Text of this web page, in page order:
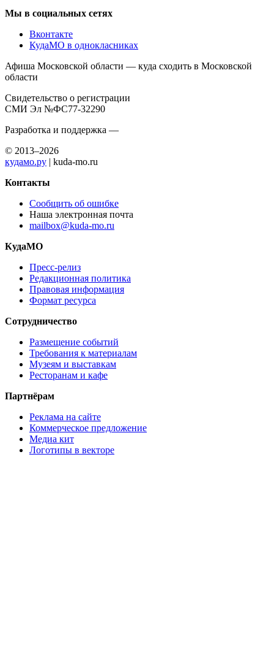
Мы в социальных сетях
Вконтакте
КудаМО в однокласниках
Афиша Московской области — куда сходить в Московской
области
Свидетельство о регистрации
СМИ Эл №ФС77-32290
Разработка и поддержка —
© 2013–2026
кудамо.ру | kuda-mo.ru
Контакты
Сообщить об ошибке
Наша электронная почта
mailbox@kuda-mo.ru
КудаМО
Пресс-релиз
Редакционная политика
Правовая информация
Формат ресурса
Сотрудничество
Размещение событий
Требования к материалам
Музеям и выставкам
Ресторанам и кафе
Партнёрам
Реклама на сайте
Коммерческое предложение
Медиа кит
Логотипы в векторе